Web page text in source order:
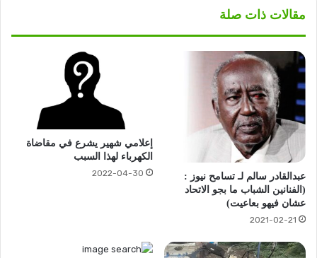
مقالات ذات صلة
عبدالقادر سالم لـ تسامح نيوز :
(الفنانين الشباب ما بجو الاتحاد
عشان فيهو بعاعيت)
2021-02-21
إعلامي شهير يشرع في مقاضاة
الكهرباء لهذا السبب
2022-04-30